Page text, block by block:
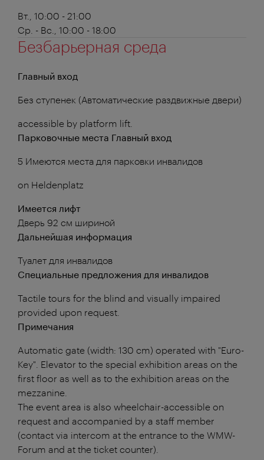
Вт., 10:00 - 21:00
Ср. - Вс., 10:00 - 18:00
Безбарьерная среда
Главный вход
Без ступенек (Автоматические раздвижные двери)
accessible by platform lift.
Парковочные места Главный вход
5 Имеются места для парковки инвалидов
on Heldenplatz
Имеется лифт
Дверь 92 см шириной
Дальнейшая информация
Туалет для инвалидов
Специальные предложения для инвалидов
Tactile tours for the blind and visually impaired
provided upon request.
Примечания
Automatic gate (width: 130 cm) operated with "Euro-
Key". Elevator to the special exhibition areas on the
first floor as well as to the exhibition areas on the
mezzanine.
The event area is also wheelchair-accessible on
request and accompanied by a staff member
(contact via intercom at the entrance to the WMW-
Forum and at the ticket counter).